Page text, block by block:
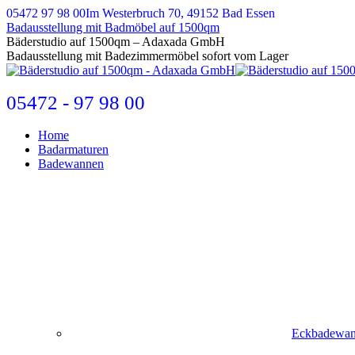
Zum
Inhalt
springen
05472 97 98 00Im Westerbruch 70, 49152 Bad Essen
Badausstellung mit Badmöbel auf 1500qm
E-
Mail
page
in
new
Bäderstudio auf 1500qm – Adaxada GmbH
Badausstellung mit Badezimmermöbel sofort vom Lager
05472 - 97 98 00
Home
Badarmaturen
Badewannen